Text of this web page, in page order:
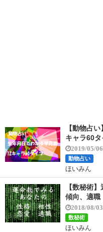
【動物占
キャラ60タ
2019/05/06
動物占い
ほいみん
【数秘術
傾向、適職
2018/08/03
数秘術
ほいみん